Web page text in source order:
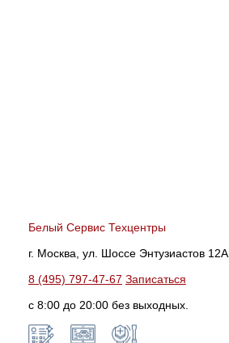
Белый Сервис Техцентры
г. Москва, ул. Шоссе Энтузиастов 12А
8 (495) 797-47-67 Записаться
с 8:00 до 20:00 без выходных.